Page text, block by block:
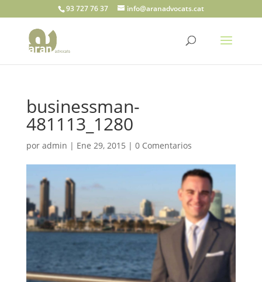
93 727 76 37 info@aranadvocats.cat
businessman-
481113_1280
por admin | Ene 29, 2015 | 0 Comentarios